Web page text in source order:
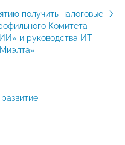
получить налоговые
Комитета
и руководства ИТ-